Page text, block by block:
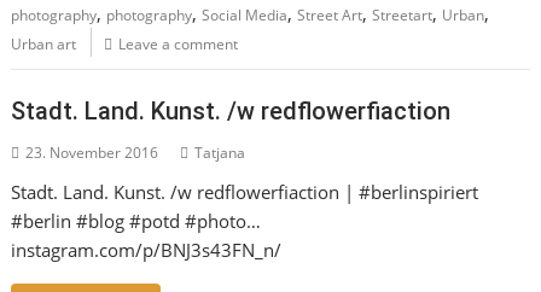
photography, photography,Social Media,Street Art,Streetart, Urban,
Urban art Leave a comment
Stadt. Land. Kunst. /w redflowerfiaction
23. November 2016 Tatjana
Stadt. Land. Kunst. /w redflowerfiaction | #berlinspiriert
#berlin #blog #potd #photo…
instagram.com/p/BNJ3s43FN_n/